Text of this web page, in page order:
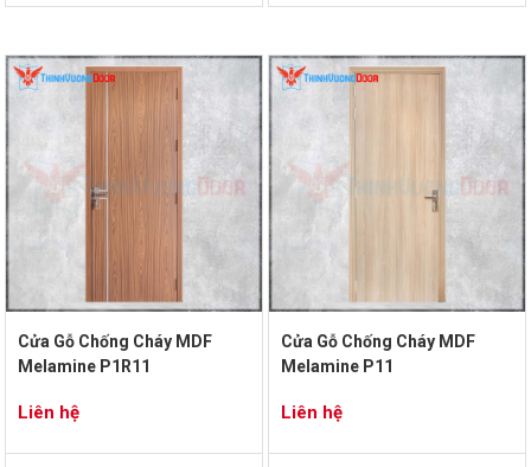
Cửa Gỗ Chống Cháy MDF
Melamine P1R11
Liên hệ
Cửa Gỗ Chống Cháy MDF
Melamine P11
Liên hệ